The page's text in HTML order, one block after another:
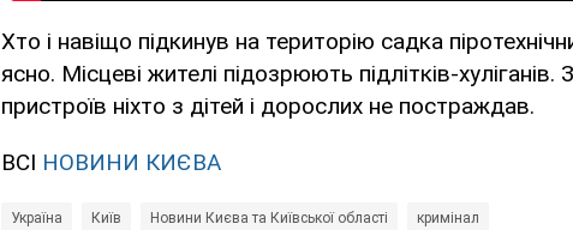
Хто і навіщо підкинув на територію садка
ясно. Місцеві жителі підозрюють підлітків-
пристроїв ніхто з дітей і дорослих не постраждав.
ВСІ НОВИНИ КИЄВА
Україна Київ Новини Києва та Київської області кримінал